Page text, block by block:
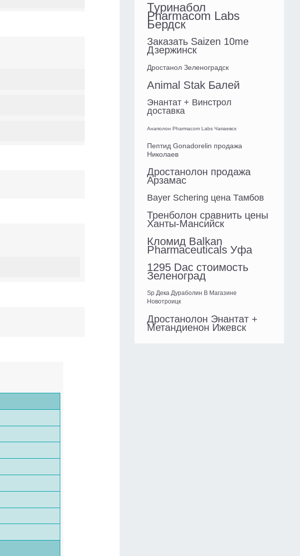
Туринабол
Pharmacom Labs
Бердск
Заказать Saizen 10me
Дзержинск
Дростанол Зеленоградск
Animal Stak Балей
Энантат + Винстрол
доставка
Анаполон Pharmacom Labs Чапаевск
Пептид Gonadorelin продажа
Николаев
Дростанолон продажа
Арзамас
Bayer Schering цена Тамбов
Тренболон сравнить цены
Ханты-Мансийск
Кломид Balkan
Pharmaceuticals Уфа
1295 Dac стоимость
Зеленоград
Sp Дека Дураболин В Магазине
Новотроицк
Дростанолон Энантат +
Метандиенон Ижевск